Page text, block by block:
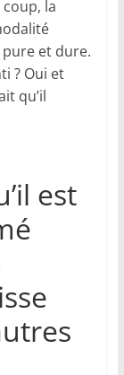
la
et dure.
? Oui et
qu’il
est